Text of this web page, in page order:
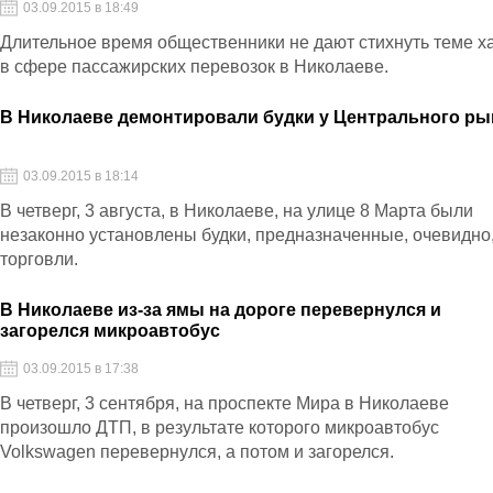
03.09.2015 в 18:49
Длительное время общественники не дают стихнуть теме
в сфере пассажирских перевозок в Николаеве.
В Николаеве демонтировали будки у Центрального
03.09.2015 в 18:14
В четверг, 3 августа, в Николаеве, на улице 8 Марта были
незаконно установлены будки, предназначенные,
торговли.
В Николаеве из-за ямы на дороге перевернулся и
загорелся микроавтобус
03.09.2015 в 17:38
В четверг, 3 сентября, на проспекте Мира в Николаеве
произошло ДТП, в результате которого микроавтобус
Volkswagen перевернулся, а потом и загорелся.